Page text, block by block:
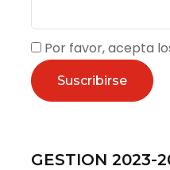
Por favor, acepta
GESTION 2023-